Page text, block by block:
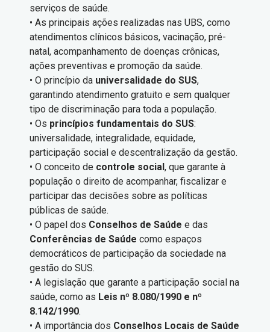
serviços de saúde.
• As principais ações realizadas nas UBS, como
atendimentos clínicos básicos, vacinação, pré-
natal, acompanhamento de doenças crônicas,
ações preventivas e promoção da saúde.
• O princípio da universalidade do SUS,
garantindo atendimento gratuito e sem qualquer
tipo de discriminação para toda a população.
• Os princípios fundamentais do SUS:
universalidade, integralidade, equidade,
participação social e descentralização da gestão.
• O conceito de controle social, que garante à
população o direito de acompanhar, fiscalizar e
participar das decisões sobre as políticas
públicas de saúde.
• O papel dos Conselhos de Saúde e das
Conferências de Saúde como espaços
democráticos de participação da sociedade na
gestão do SUS.
• A legislação que garante a participação social na
saúde, como as Leis nº 8.080/1990 e nº
8.142/1990.
• A importância dos Conselhos Locais de Saúde